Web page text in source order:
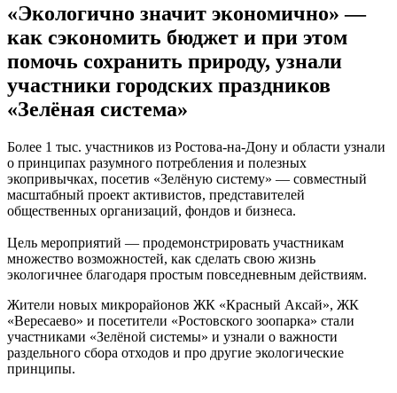
«Экологично значит экономично» —
как сэкономить бюджет и при этом
помочь сохранить природу, узнали
участники городских праздников
«Зелёная система»
Более 1 тыс. участников из Ростова-на-Дону и области узнали
о принципах разумного потребления и полезных
экопривычках, посетив «Зелёную систему» — совместный
масштабный проект активистов, представителей
общественных организаций, фондов и бизнеса.
Цель мероприятий — продемонстрировать участникам
множество возможностей, как сделать свою жизнь
экологичнее благодаря простым повседневным действиям.
Жители новых микрорайонов ЖК «Красный Аксай», ЖК
«Вересаево» и посетители «Ростовского зоопарка» стали
участниками «Зелёной системы» и узнали о важности
раздельного сбора отходов и про другие экологические
принципы.